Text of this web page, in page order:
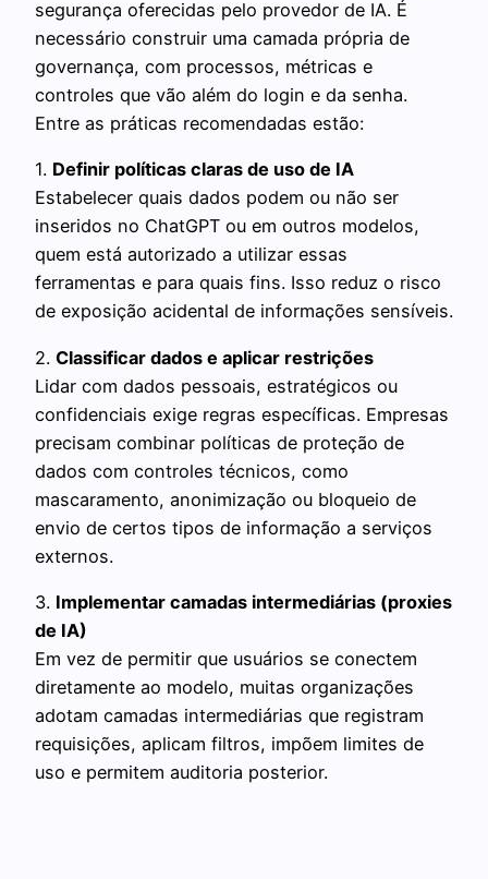
segurança oferecidas pelo provedor de IA. É
necessário construir uma camada própria de
governança, com processos, métricas e
controles que vão além do login e da senha.
Entre as práticas recomendadas estão:
1. Definir políticas claras de uso de IA
Estabelecer quais dados podem ou não ser
inseridos no ChatGPT ou em outros modelos,
quem está autorizado a utilizar essas
ferramentas e para quais fins. Isso reduz o risco
de exposição acidental de informações sensíveis.
2. Classificar dados e aplicar restrições
Lidar com dados pessoais, estratégicos ou
confidenciais exige regras específicas. Empresas
precisam combinar políticas de proteção de
dados com controles técnicos, como
mascaramento, anonimização ou bloqueio de
envio de certos tipos de informação a serviços
externos.
3. Implementar camadas intermediárias (proxies
de IA)
Em vez de permitir que usuários se conectem
diretamente ao modelo, muitas organizações
adotam camadas intermediárias que registram
requisições, aplicam filtros, impõem limites de
uso e permitem auditoria posterior.